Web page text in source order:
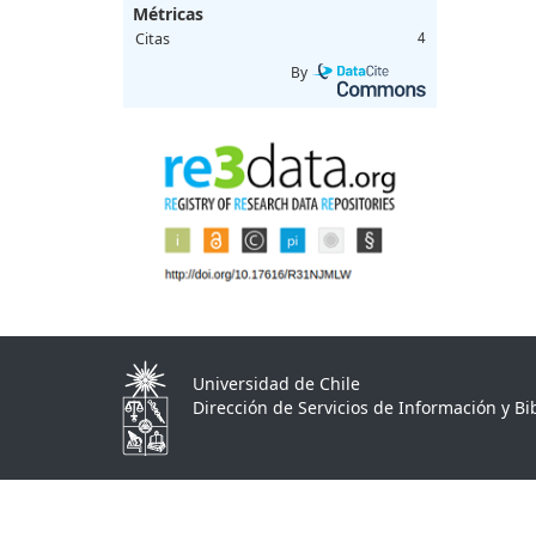
Métricas
Citas 4
By
Universidad de Chile
Dirección de Servicios de Información y